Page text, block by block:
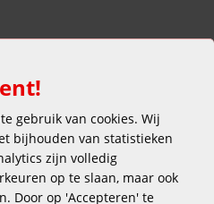
gebruik van cookies. Wij
bijhouden van statistieken
zijn volledig
op te slaan, maar ook
Door op 'Accepteren' te